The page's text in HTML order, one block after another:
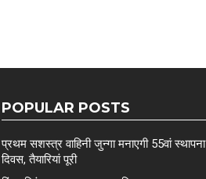
POPULAR POSTS
प्रथम सशस्त्र वाहिनी जुन्गा मनाएगी 55वां स्थापना
दिवस, तैयारियां पूरी